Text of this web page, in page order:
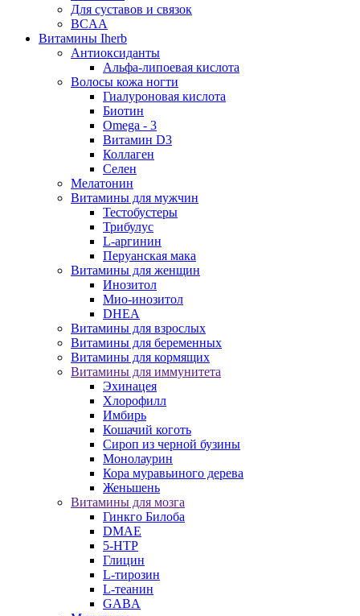
Для суставов и связок
BCAA
Витамины Iherb
Антиоксиданты
Альфа-липоевая кислота
Волосы кожа ногти
Гиалуроновая кислота
Биотин
Omega - 3
Витамин D3
Коллаген
Селен
Мелатонин
Витамины для мужчин
Тестобустеры
Трибулус
L-аргинин
Перуанская мака
Витамины для женщин
Инозитол
Мио-инозитол
DHEA
Витамины для взрослых
Витамины для беременных
Витамины для кормящих
Витамины для иммунитета
Эхинацея
Хлорофилл
Имбирь
Кошачий коготь
Сироп из черной бузины
Монолаурин
Кора муравьиного дерева
Женьшень
Витамины для мозга
Гинкго Билоба
DMAE
5-HTP
Глицин
L-тирозин
L-теанин
GABA